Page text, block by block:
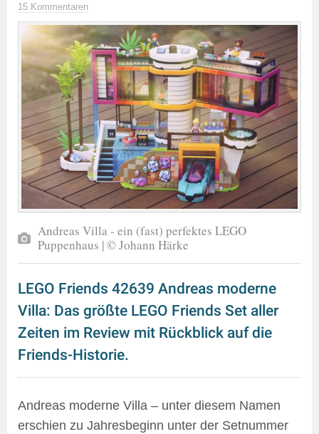
15 Kommentaren
Andreas Villa - ein (fast) perfektes LEGO
Puppenhaus | © Johann Härke
LEGO Friends 42639 Andreas moderne
Villa: Das größte LEGO Friends Set aller
Zeiten im Review mit Rückblick auf die
Friends-Historie.
Andreas moderne Villa – unter diesem Namen
erschien zu Jahresbeginn unter der Setnummer